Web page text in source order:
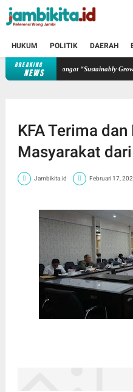
HUKUM POLITIK DAERAH
BREAKING
NEWS
Teguhkan Semangat “Sustainably Growing”
KFA Terima
Masyarakat
Jambikita.id Februari 17,